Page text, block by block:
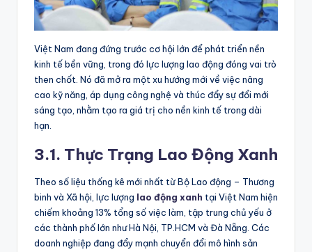
Việt Nam đang đứng trước cơ hội lớn để phát triển nền
kinh tế bền vững, trong đó lực lượng lao động đóng vai trò
then chốt. Nó đã mở ra một xu hướng mới về việc nâng
cao kỹ năng, áp dụng công nghệ và thúc đẩy sự đổi mới
sáng tạo, nhằm tạo ra giá trị cho nền kinh tế trong dài
hạn.
3.1. Thực Trạng Lao Động Xanh
Theo số liệu thống kê mới nhất từ Bộ Lao động – Thương
binh và Xã hội, lực lượng lao động xanh tại Việt Nam hiện
chiếm khoảng 13% tổng số việc làm, tập trung chủ yếu ở
các thành phố lớn như Hà Nội, TP.HCM và Đà Nẵng. Các
doanh nghiệp đang đẩy mạnh chuyển đổi mô hình sản